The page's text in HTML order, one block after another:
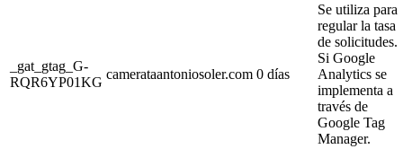
_gat_gtag_G-
RQR6YP01KG
camerataantoniosoler.com 0 días
Se utiliza para
regular la tasa
de solicitudes.
Si Google
Analytics se
implementa a
través de
Google Tag
Manager.